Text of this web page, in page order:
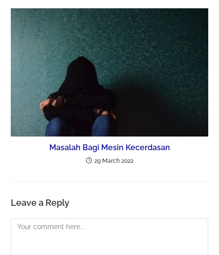
Masalah Bagi Mesin Kecerdasan
29 March 2022
Leave a Reply